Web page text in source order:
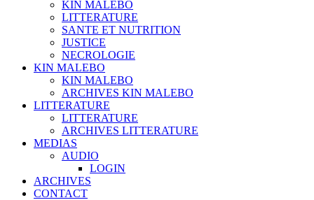
KIN MALEBO
LITTERATURE
SANTE ET NUTRITION
JUSTICE
NECROLOGIE
KIN MALEBO
KIN MALEBO
ARCHIVES KIN MALEBO
LITTERATURE
LITTERATURE
ARCHIVES LITTERATURE
MEDIAS
AUDIO
LOGIN
ARCHIVES
CONTACT